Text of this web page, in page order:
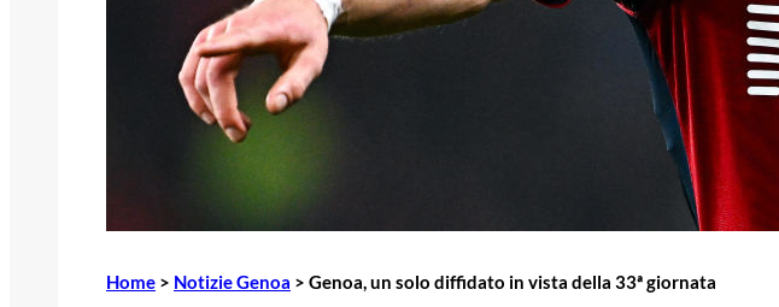
Home > Notizie Genoa > Genoa, un solo diffidato in vista della 33ª giornata